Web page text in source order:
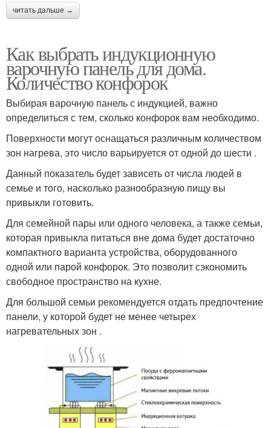
читать дальше →
Как выбрать индукционную
варочную панель для дома.
Количество конфорок
Выбирая варочную панель с индукцией, важно
определиться с тем, сколько конфорок вам необходимо.
Поверхности могут оснащаться различным количеством
зон нагрева, это число варьируется от одной до шести .
Данный показатель будет зависеть от числа людей в
семье и того, насколько разнообразную пищу вы
привыкли готовить.
Для семейной пары или одного человека, а также семьи,
которая привыкла питаться вне дома будет достаточно
компактного варианта устройства, оборудованного
одной или парой конфорок. Это позволит сэкономить
свободное пространство на кухне.
Для большой семьи рекомендуется отдать предпочтение
панели, у которой будет не менее четырех
нагревательных зон .